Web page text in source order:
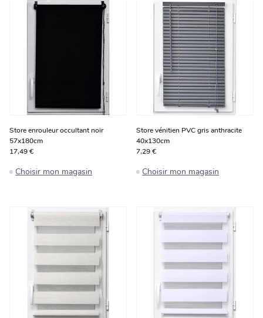
Store enrouleur occultant noir
57x180cm
17,49 €
Choisir mon magasin
Store vénitien PVC gris anthracite
40x130cm
7,29 €
Choisir mon magasin